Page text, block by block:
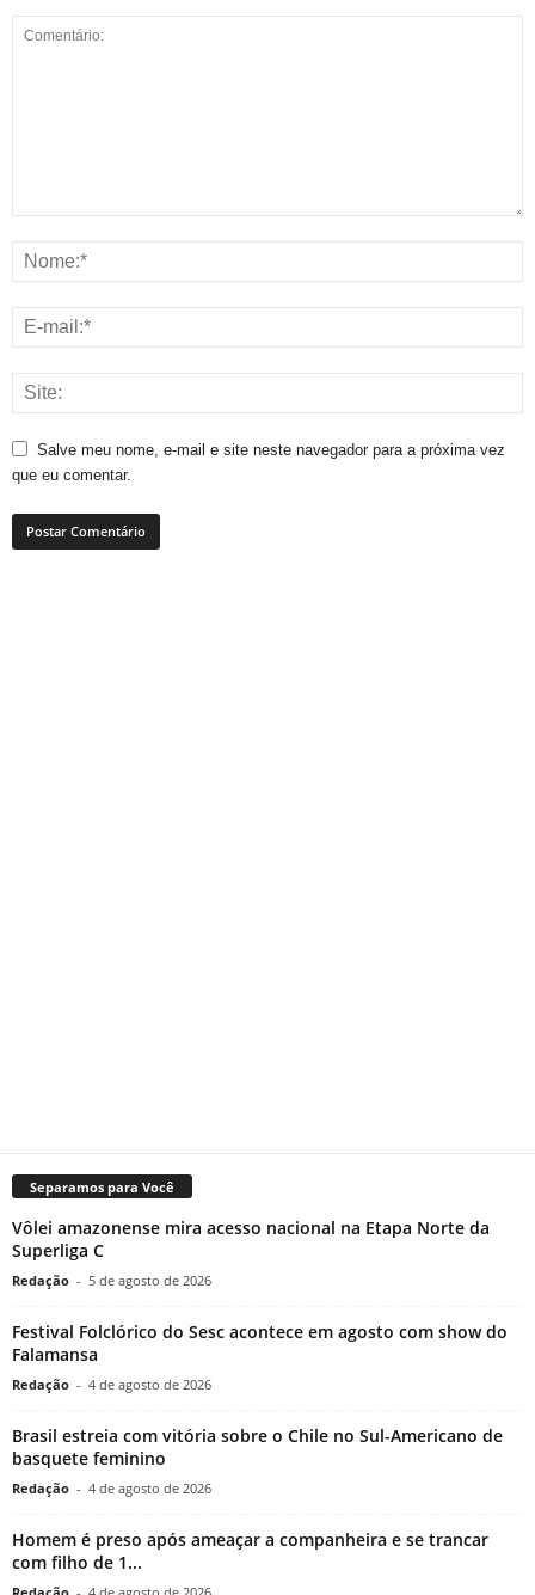
Salve meu nome, e-mail e site neste navegador para a próxima vez
que eu comentar.
Separamos para Você
Vôlei amazonense mira acesso nacional na Etapa Norte da
Superliga C
Redação - 5 de agosto de 2026
Festival Folclórico do Sesc acontece em agosto com show do
Falamansa
Redação - 4 de agosto de 2026
Brasil estreia com vitória sobre o Chile no Sul-Americano de
basquete feminino
Redação - 4 de agosto de 2026
Homem é preso após ameaçar a companheira e se trancar
com filho de 1...